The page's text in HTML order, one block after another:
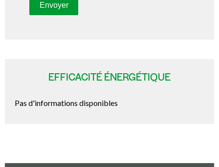
Envoyer
EFFICACITÉ ÉNERGÉTIQUE
Pas d'informations disponibles